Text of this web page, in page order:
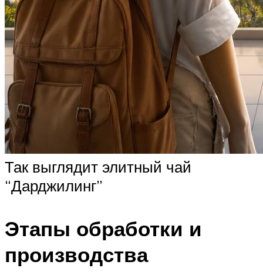
Так выглядит элитный чай
“Дарджилинг”
Этапы обработки и
производства